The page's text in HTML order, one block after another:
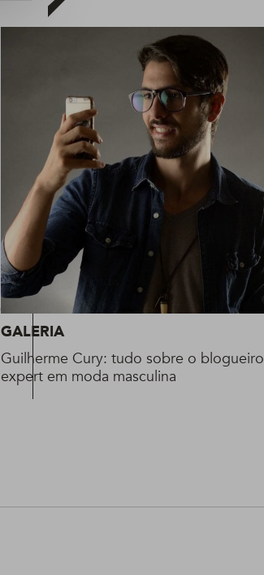
GALERIA
Guilherme Cury: tudo sobre o blogueiro
expert em moda masculina